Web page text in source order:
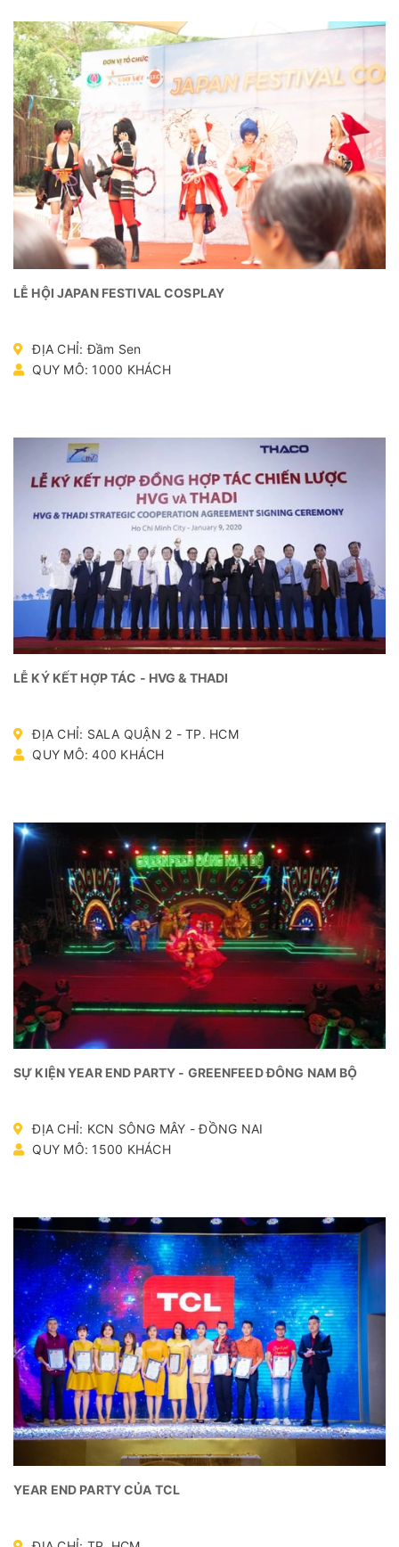
LỄ HỘI JAPAN FESTIVAL COSPLAY
ĐỊA CHỈ: Đầm Sen
QUY MÔ: 1000 KHÁCH
LỄ KÝ KẾT HỢP TÁC - HVG & THADI
ĐỊA CHỈ: SALA QUẬN 2 - TP. HCM
QUY MÔ: 400 KHÁCH
SỰ KIỆN YEAR END PARTY - GREENFEED ĐÔNG NAM BỘ
ĐỊA CHỈ: KCN SÔNG MÂY - ĐỒNG NAI
QUY MÔ: 1500 KHÁCH
YEAR END PARTY CỦA TCL